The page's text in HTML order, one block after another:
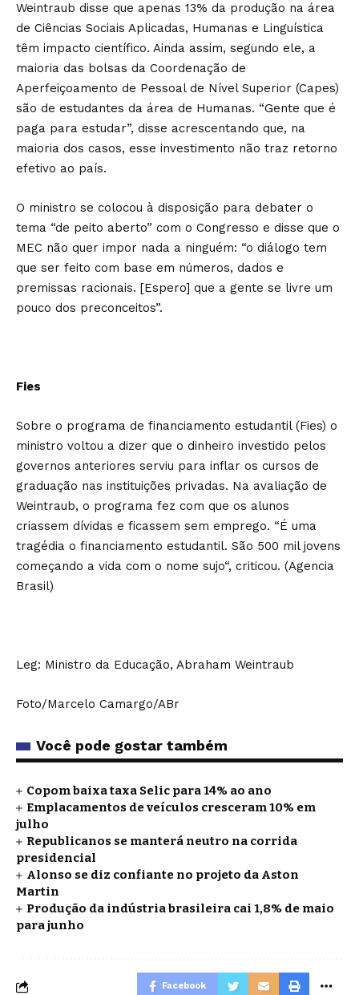
Weintraub disse que apenas 13% da produção na área
de Ciências Sociais Aplicadas, Humanas e Linguística
têm impacto científico. Ainda assim, segundo ele, a
maioria das bolsas da Coordenação de
Aperfeiçoamento de Pessoal de Nível Superior (Capes)
são de estudantes da área de Humanas. “Gente que é
paga para estudar”, disse acrescentando que, na
maioria dos casos, esse investimento não traz retorno
efetivo ao país.
O ministro se colocou à disposição para debater o
tema “de peito aberto” com o Congresso e disse que o
MEC não quer impor nada a ninguém: “o diálogo tem
que ser feito com base em números, dados e
premissas racionais. [Espero] que a gente se livre um
pouco dos preconceitos”.
Fies
Sobre o programa de financiamento estudantil (Fies) o
ministro voltou a dizer que o dinheiro investido pelos
governos anteriores serviu para inflar os cursos de
graduação nas instituições privadas. Na avaliação de
Weintraub, o programa fez com que os alunos
criassem dívidas e ficassem sem emprego. “É uma
tragédia o financiamento estudantil. São 500 mil jovens
começando a vida com o nome sujo“, criticou. (Agencia
Brasil)
Leg: Ministro da Educação, Abraham Weintraub
Foto/Marcelo Camargo/ABr
Você pode gostar também
Copom baixa taxa Selic para 14% ao ano
Emplacamentos de veículos cresceram 10% em
julho
Republicanos se manterá neutro na corrida
presidencial
Alonso se diz confiante no projeto da Aston
Martin
Produção da indústria brasileira cai 1,8% de maio
para junho
Facebook